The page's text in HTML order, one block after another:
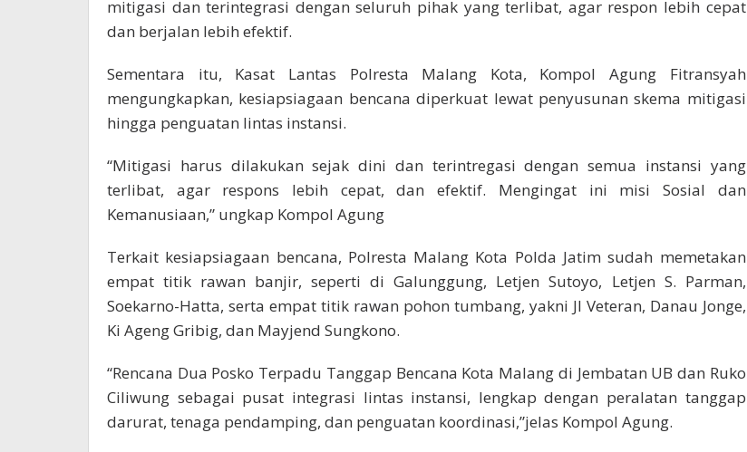
mitigasi dan terintegrasi dengan seluruh pihak yang terlibat, agar respon lebih cepat
dan berjalan lebih efektif.
Sementara itu, Kasat Lantas Polresta Malang Kota, Kompol Agung Fitransyah
mengungkapkan, kesiapsiagaan bencana diperkuat lewat penyusunan skema mitigasi
hingga penguatan lintas instansi.
“Mitigasi harus dilakukan sejak dini dan terintregasi dengan semua instansi yang
terlibat, agar respons lebih cepat, dan efektif. Mengingat ini misi Sosial dan
Kemanusiaan,” ungkap Kompol Agung
Terkait kesiapsiagaan bencana, Polresta Malang Kota Polda Jatim sudah memetakan
empat titik rawan banjir, seperti di Galunggung, Letjen Sutoyo, Letjen S. Parman,
Soekarno-Hatta, serta empat titik rawan pohon tumbang, yakni Jl Veteran, Danau Jonge,
Ki Ageng Gribig, dan Mayjend Sungkono.
“Rencana Dua Posko Terpadu Tanggap Bencana Kota Malang di Jembatan UB dan Ruko
Ciliwung sebagai pusat integrasi lintas instansi, lengkap dengan peralatan tanggap
darurat, tenaga pendamping, dan penguatan koordinasi,”jelas Kompol Agung.